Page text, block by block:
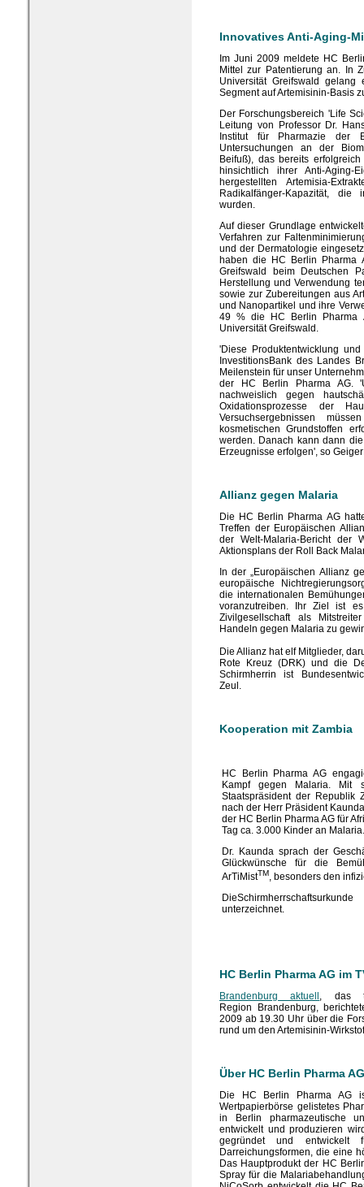
Innovatives Anti-Aging-
Im Juni 2009 meldete HC
Mittel zur Patentierung an. In
Universität Greifswald
Segment auf Artemisinin-Basis
Der Forschungsbereich 'Life
Leitung von Professor Dr.
Institut für Pharmazie der
Untersuchungen an der
Beifuß), das bereits
hinsichtlich ihrer Anti-Aging-
hergestellten Artemisia-
Radikalfänger-Kapazität,
wurden.
Auf dieser Grundlage
Verfahren zur
und der Dermatologie
haben die HC Berlin Pharma
Greifswald beim Deutschen
Herstellung und Verwendung
sowie zur Zubereitungen aus
und Nanopartikel und ihre
49 % die HC Berlin Pharma
Universität Greifswald.
'Diese Produktentwicklung
InvestitionsBank des Landes
Meilenstein für unser
der HC Berlin Pharma AG.
nachweislich gegen
Oxidationsprozesse der
Versuchsergebnissen
kosmetischen Grundstoffen
werden. Danach kann dann
Erzeugnisse erfolgen', so
Allianz gegen Malaria
Die HC Berlin Pharma AG
Treffen der Europäischen
der Welt-Malaria-Bericht der
Aktionsplans der Roll Back
In der „Europäischen Allianz
europäische
die internationalen
voranzutreiben. Ihr Ziel ist
Zivilgesellschaft als
Handeln gegen Malaria zu
Die Allianz hat elf Mitglieder,
Rote Kreuz (DRK) und die
Schirmherrin ist
Zeul.
Kooperation mit Zambia
HC Berlin Pharma AG
Kampf gegen Malaria. Mit
Staatspräsident der Republik
nach der Herr Präsident
der HC Berlin Pharma AG für
Tag ca. 3.000 Kinder an Malaria.
Dr. Kaunda sprach der
Glückwünsche für die
ArTiMistTM, besonders den
unterzeichnet.
HC Berlin Pharma AG im
Brandenburg aktuell , das
Region Brandenburg,
2009 ab 19.30 Uhr über die
rund um den Artemisinin-
Über HC Berlin Pharma AG
Die HC Berlin Pharma AG
Wertpapierbörse gelistetes
in Berlin pharmazeutische
entwickelt und produzieren
gegründet und entwickelt
Darreichungsformen, die eine
Das Hauptprodukt der HC
Spray für die